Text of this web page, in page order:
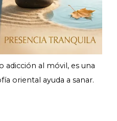
adicción al móvil, es una
oriental ayuda a sanar.